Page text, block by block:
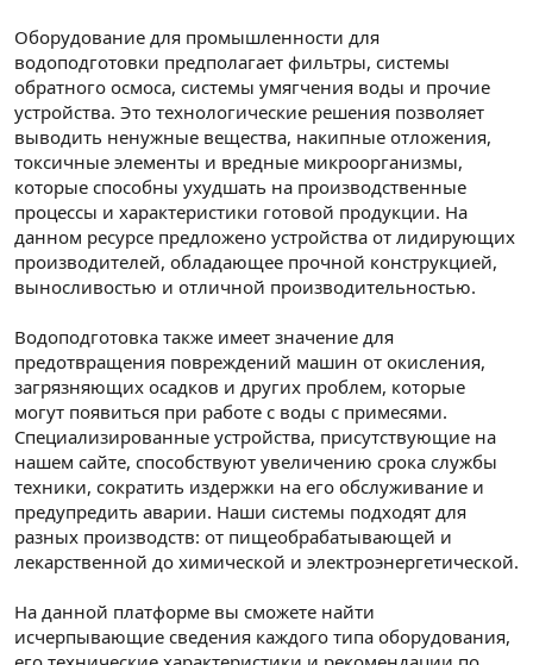
Оборудование для промышленности для
водоподготовки предполагает фильтры, системы
обратного осмоса, системы умягчения воды и прочие
устройства. Это технологические решения позволяет
выводить ненужные вещества, накипные отложения,
токсичные элементы и вредные микроорганизмы,
которые способны ухудшать на производственные
процессы и характеристики готовой продукции. На
данном ресурсе предложено устройства от лидирующих
производителей, обладающее прочной конструкцией,
выносливостью и отличной производительностью.
Водоподготовка также имеет значение для
предотвращения повреждений машин от окисления,
загрязняющих осадков и других проблем, которые
могут появиться при работе с воды с примесями.
Специализированные устройства, присутствующие на
нашем сайте, способствуют увеличению срока службы
техники, сократить издержки на его обслуживание и
предупредить аварии. Наши системы подходят для
разных производств: от пищеобрабатывающей и
лекарственной до химической и электроэнергетической.
На данной платформе вы сможете найти
исчерпывающие сведения каждого типа оборудования,